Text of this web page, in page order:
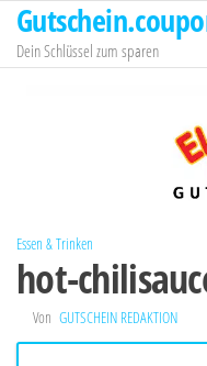
Zum
Inhalt
springen
Dein Schlüssel zum sparen
Essen & Trinken
hot-
Von GUTSCHEIN REDAKTION